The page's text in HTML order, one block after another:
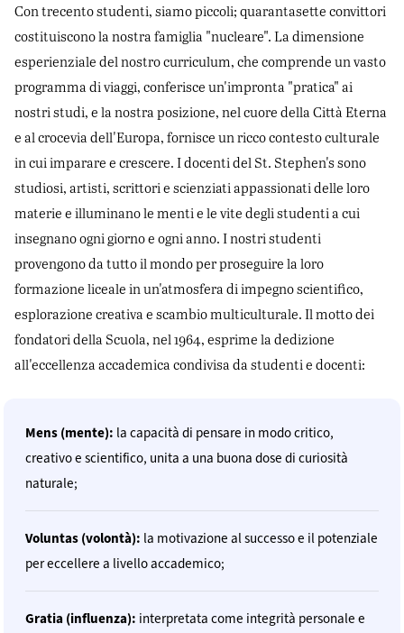
Con trecento studenti, siamo piccoli; quarantasette convittori
costituiscono la nostra famiglia "nucleare". La dimensione
esperienziale del nostro curriculum, che comprende un vasto
programma di viaggi, conferisce un'impronta "pratica" ai
nostri studi, e la nostra posizione, nel cuore della Città Eterna
e al crocevia dell'Europa, fornisce un ricco contesto culturale
in cui imparare e crescere. I docenti del St. Stephen's sono
studiosi, artisti, scrittori e scienziati appassionati delle loro
materie e illuminano le menti e le vite degli studenti a cui
insegnano ogni giorno e ogni anno. I nostri studenti
provengono da tutto il mondo per proseguire la loro
formazione liceale in un'atmosfera di impegno scientifico,
esplorazione creativa e scambio multiculturale. Il motto dei
fondatori della Scuola, nel 1964, esprime la dedizione
all'eccellenza accademica condivisa da studenti e docenti:
Mens (mente): la capacità di pensare in modo critico,
creativo e scientifico, unita a una buona dose di curiosità
naturale;
Voluntas (volontà): la motivazione al successo e il potenziale
per eccellere a livello accademico;
Gratia (influenza): interpretata come integrità personale e